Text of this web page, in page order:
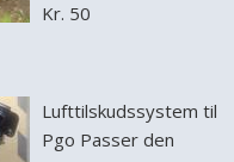
Kr. 50
Lufttilskudssystem til
Pgo Passer den